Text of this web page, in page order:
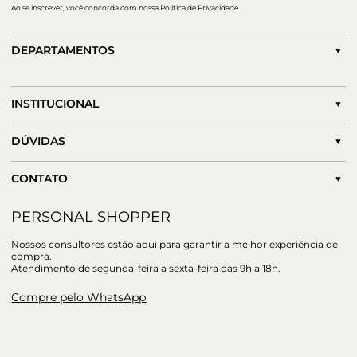
Ao se inscrever, você concorda com nossa Política de Privacidade.
DEPARTAMENTOS
INSTITUCIONAL
DÚVIDAS
CONTATO
PERSONAL SHOPPER
Nossos consultores estão aqui para garantir a melhor experiência de
compra.
Atendimento de segunda-feira a sexta-feira das 9h a 18h.
Compre pelo WhatsApp